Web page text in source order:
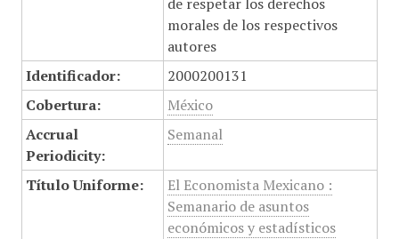
morales de los respectivos
autores
Identificador:
2000200131
Cobertura:
México
Accrual
Periodicity:
Semanal
Título Uniforme:
El Economista Mexicano :
Semanario de asuntos
económicos y estadísticos